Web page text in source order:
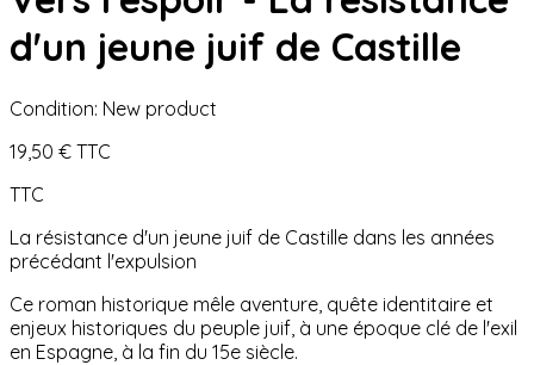
d'un jeune juif de Castille
Condition: New product
19,50 € TTC
TTC
La résistance d'un jeune juif de Castille dans les années
précédant l'expulsion
Ce roman historique mêle aventure, quête identitaire et
enjeux historiques du peuple juif, à une époque clé de l'exil
en Espagne, à la fin du 15e siècle.